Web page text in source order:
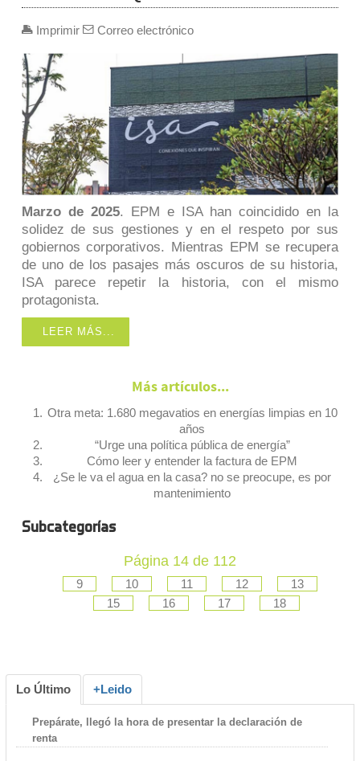
Imprimir Correo electrónico
Marzo de 2025. EPM e ISA han coincidido en la
solidez de sus gestiones y en el respeto por sus
gobiernos corporativos. Mientras EPM se recupera
de uno de los pasajes más oscuros de su historia,
ISA parece repetir la historia, con el mismo
protagonista.
LEER MÁS...
Más artículos...
Otra meta: 1.680 megavatios en energías limpias en 10
años
“Urge una política pública de energía”
Cómo leer y entender la factura de EPM
¿Se le va el agua en la casa? no se preocupe, es por
mantenimiento
Subcategorías
Página 14 de 112
9 10 11 12
13
15
16 17 18
Lo Último +Leido
Prepárate, llegó la hora de presentar la declaración de
renta